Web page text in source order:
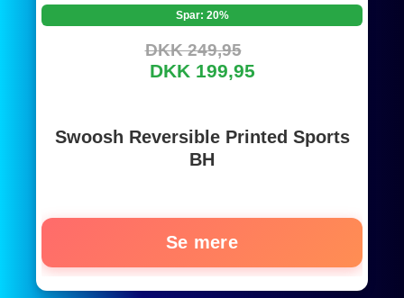
Spar: 20%
DKK 249,95
DKK 199,95
Swoosh Reversible Printed Sports
BH
Se mere